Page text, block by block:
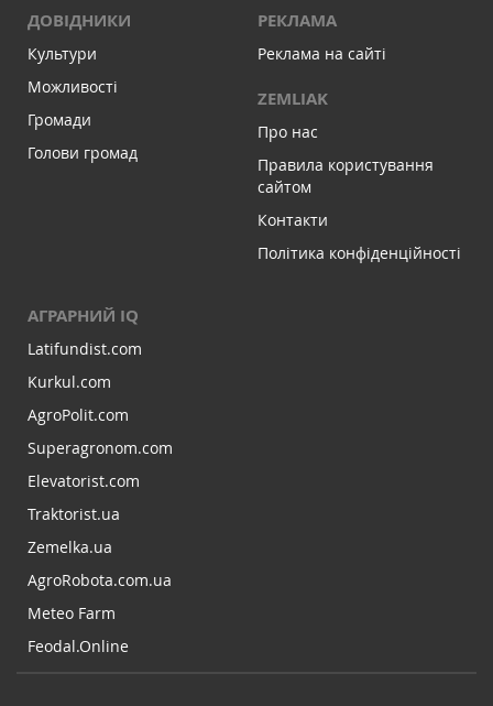
ДОВІДНИКИ
Культури
Можливості
Громади
Голови громад
РЕКЛАМА
Реклама на сайті
ZEMLIAK
Про нас
Правила користування
сайтом
Контакти
Політика конфіденційності
АГРАРНИЙ IQ
Latifundist.com
Kurkul.com
AgroPolit.com
Superagronom.com
Elevatorist.com
Traktorist.ua
Zemelka.ua
AgroRobota.com.ua
Meteo Farm
Feodal.Online